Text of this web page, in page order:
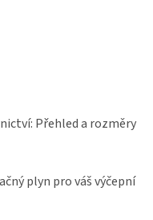
Přehled a rozměry
plyn pro váš výčepní